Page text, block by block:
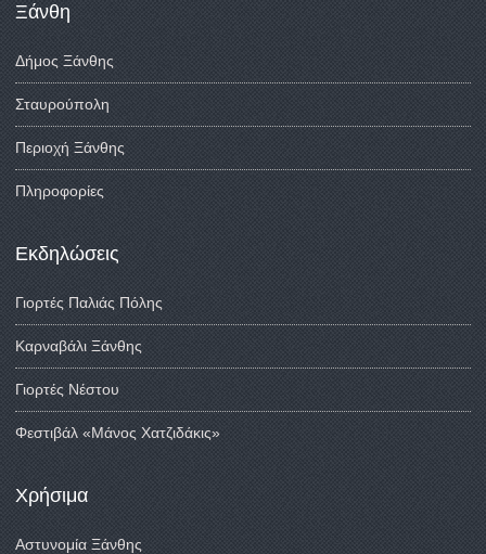
Ξάνθη
Δήμος Ξάνθης
Σταυρούπολη
Περιοχή Ξάνθης
Πληροφορίες
Εκδηλώσεις
Γιορτές Παλιάς Πόλης
Καρναβάλι Ξάνθης
Γιορτές Νέστου
Φεστιβάλ «Μάνος Χατζιδάκις»
Χρήσιμα
Αστυνομία Ξάνθης